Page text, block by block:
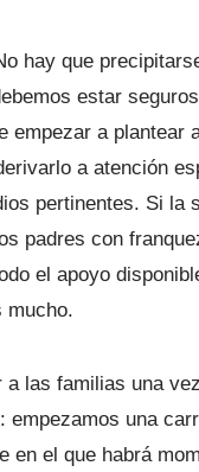
hay que
estar
empezar a plantear
a atención
pertinentes. Si la
padres con
el apoyo
mucho.
a las familias una vez
empezamos una
en el que habrá